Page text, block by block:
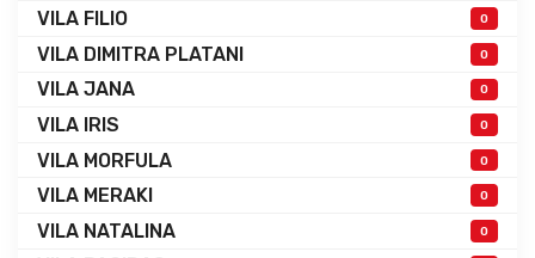
VILA FILIO 0
VILA DIMITRA PLATANI 0
VILA JANA 0
VILA IRIS 0
VILA MORFULA 0
VILA MERAKI 0
VILA NATALINA 0